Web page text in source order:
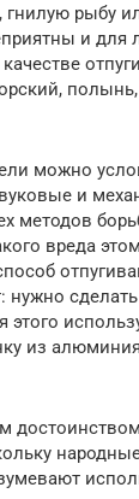
рыбу
и для
можно
и
методов
вреда
нужно
этого
из